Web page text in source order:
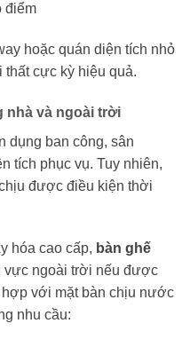
điểm
hoặc quán diện tích nhỏ
thất cực kỳ hiệu quả.
nhà và ngoài trời
dụng ban công, sân
tích phục vụ. Tuy nhiên,
được điều kiện thời
hóa cao cấp, bàn ghế
vực ngoài trời nếu được
với mặt bàn chịu nước
nhu cầu: